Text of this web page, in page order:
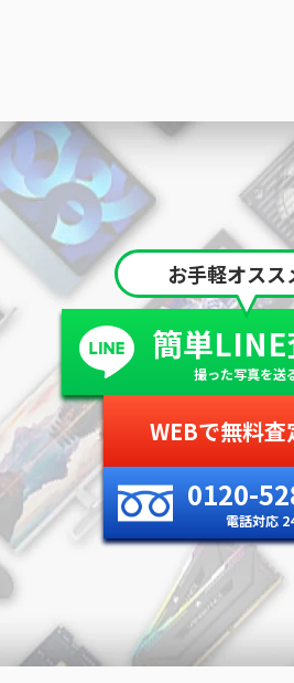
お手軽オスス
簡単LINE
撮った写真を送
WEBで無料査
0120-
電話対応